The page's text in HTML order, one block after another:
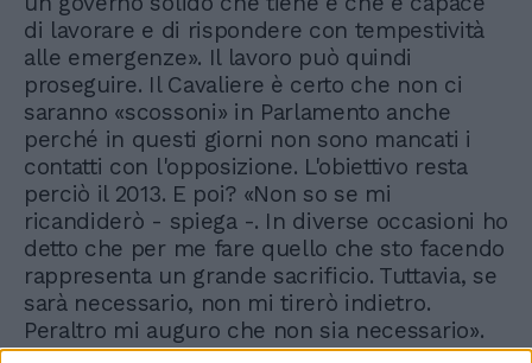
di lavorare e di rispondere con tempestività
alle emergenze». Il lavoro può quindi
proseguire. Il Cavaliere è certo che non ci
saranno «scossoni» in Parlamento anche
perché in questi giorni non sono mancati i
contatti con l'opposizione. L'obiettivo resta
perciò il 2013. E poi? «Non so se mi
ricandiderò - spiega -. In diverse occasioni ho
detto che per me fare quello che sto facendo
rappresenta un grande sacrificio. Tuttavia, se
sarà necessario, non mi tirerò indietro.
Peraltro mi auguro che non sia necessario».